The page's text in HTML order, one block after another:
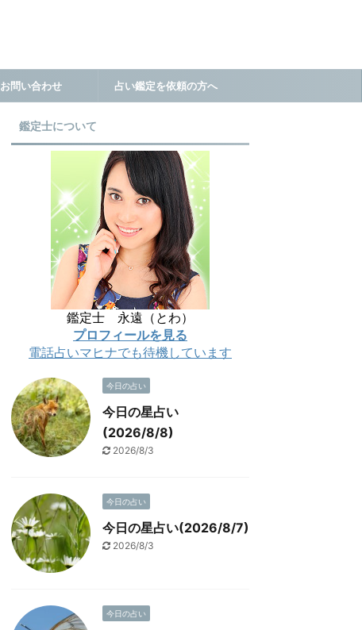
お問い合わせ 占い鑑定を依頼の方へ
鑑定士について
鑑定士 永遠（とわ）
プロフィールを見る
電話占いマヒナでも待機しています
今日の占い
今日の星占い
(2026/8/8)
2026/8/3
今日の占い
今日の星占い(2026/8/7)
2026/8/3
今日の占い